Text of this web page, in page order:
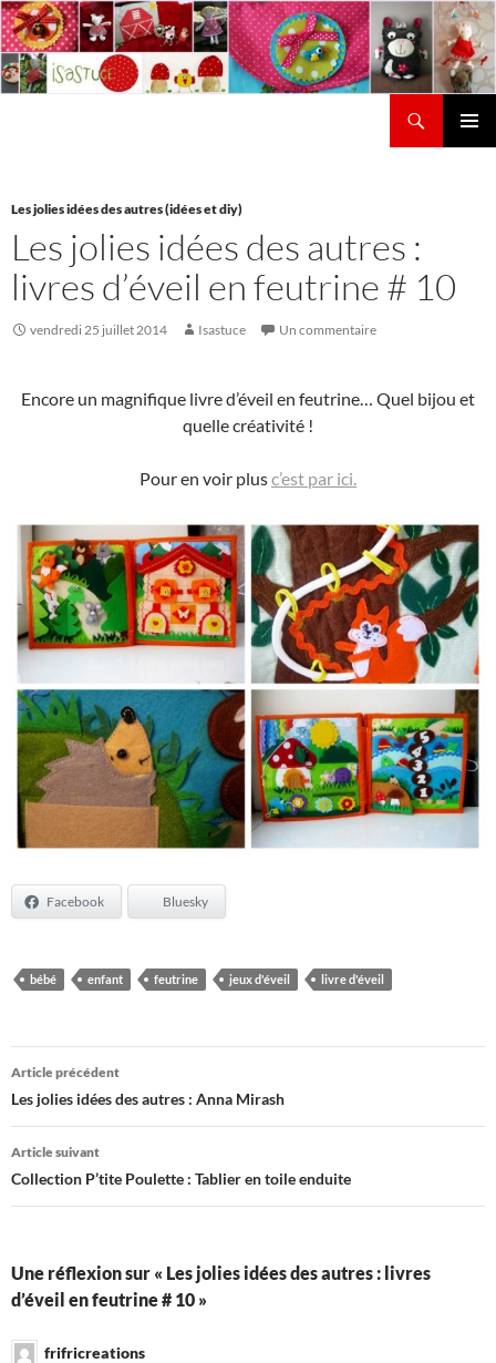
Aller
au
contenu
Les jolies idées des autres (idées et diy)
Les jolies idées des autres :
livres d’éveil en feutrine # 10
vendredi 25 juillet 2014 Isastuce Un commentaire
Encore un magnifique livre d’éveil en feutrine… Quel bijou et
quelle créativité !
Pour en voir plusc’est par ici.
Facebook Bluesky
bébé enfant feutrine jeux d'éveil livre d'éveil
Navigation
des
articles
Article précédent
Les jolies idées des autres : Anna Mirash
Article suivant
Collection P’tite Poulette : Tablier en toile enduite
Une réflexion sur « Les jolies idées des autres : livres
d’éveil en feutrine # 10 »
frifricreations